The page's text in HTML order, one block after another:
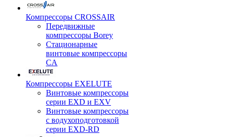
Компрессоры CROSSAIR
Передвижные
компрессоры Borey
Стационарные
винтовые компрессоры
CA
Компрессоры EXELUTE
Винтовые компрессоры
серии EXD и EXV
Винтовые компрессоры
с водухоподготовкой
серии EXD-RD